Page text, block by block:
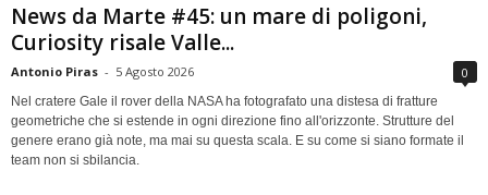
News da Marte #45: un mare di poligoni,
Curiosity risale Valle...
Antonio Piras - 5 Agosto 2026 0
Nel cratere Gale il rover della NASA ha fotografato una distesa di fratture
geometriche che si estende in ogni direzione fino all'orizzonte. Strutture del
genere erano già note, ma mai su questa scala. E su come si siano formate il
team non si sbilancia.